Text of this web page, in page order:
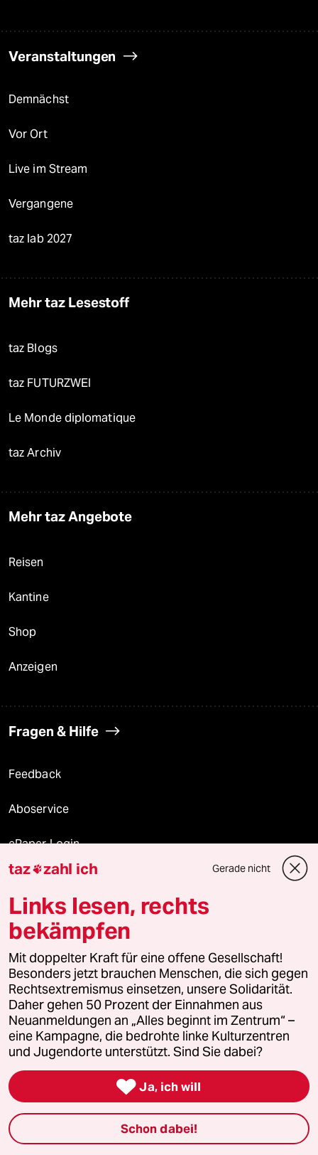
Veranstaltungen
Demnächst
Vor Ort
Live im Stream
Vergangene
taz lab 2027
Mehr taz Lesestoff
taz Blogs
taz FUTURZWEI
Le Monde diplomatique
taz Archiv
Mehr taz Angebote
Reisen
Kantine
Shop
Anzeigen
Fragen & Hilfe
Feedback
Aboservice
ePaper Login
Downloads für Abonnierende
© 2026 taz Verlags und Vertriebs GmbH
Alle Rechte vorbehalten. Bei rechtlichen Fragen oder für Genehmigungen
wenden Sie sich bitte an
lizenzen@taz.de
Feedback Redaktionsstatut Kommune-Richtlinien
Leitlinie Informant Datenschutz Impressum AGB
Seitenwende Einwilligungen widerrufen (Ads)
taz zahl ich Gerade nicht
Links lesen, rechts
bekämpfen
Mit doppelter Kraft für eine offene Gesellschaft!
Besonders jetzt brauchen Menschen, die sich gegen
Rechtsextremismus einsetzen, unsere Solidarität.
Daher gehen 50 Prozent der Einnahmen aus
Neuanmeldungen an „Alles beginnt im Zentrum“ –
eine Kampagne, die bedrohte linke Kulturzentren
und Jugendorte unterstützt. Sind Sie dabei?
 Ja, ich will
Schon dabei!